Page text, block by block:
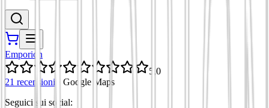
Emporion
5,0
21 recensioni
Google Maps
Seguici sui social: